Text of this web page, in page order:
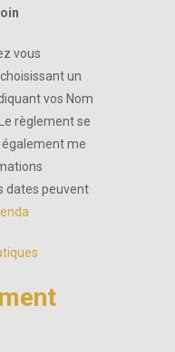
vous
un
vos Nom
règlement se
me
dates peuvent